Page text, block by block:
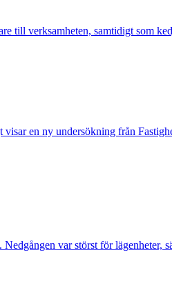
till verksamheten, samtidigt som
en ny undersökning från
var störst för